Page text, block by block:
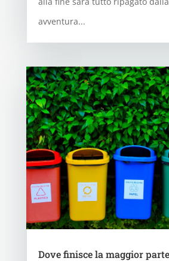
avventura...
Dove finisce la maggior